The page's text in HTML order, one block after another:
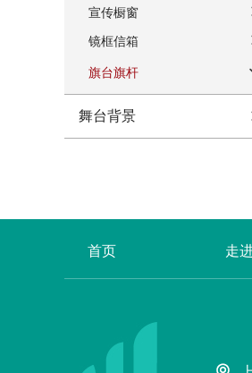
宣传橱窗
镜框信箱
旗台旗杆
舞台背景
首页 走